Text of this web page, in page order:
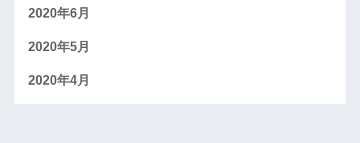
2020年6月
2020年5月
2020年4月